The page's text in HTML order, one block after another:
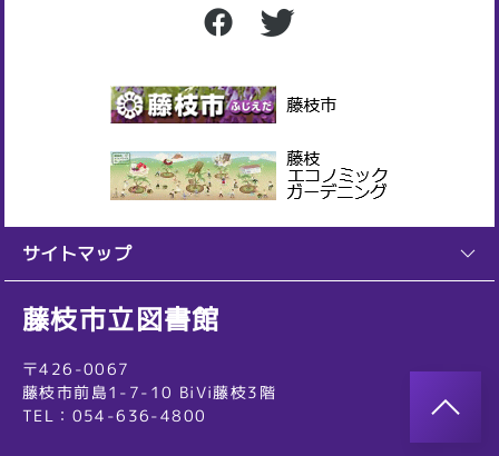
サイトマップ
藤枝市立図書館
〒426-0067
藤枝市前島1-7-10 BiVi藤枝3階
TEL：054-636-4800